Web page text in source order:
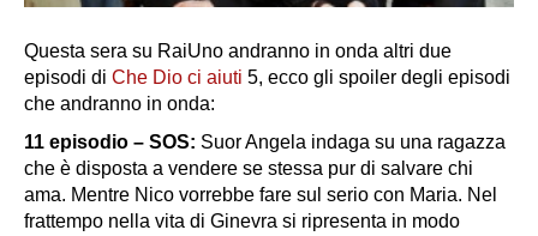
Questa sera su RaiUno andranno in onda altri due
episodi di Che Dio ci aiuti 5, ecco gli spoiler degli episodi
che andranno in onda:
11 episodio – SOS: Suor Angela indaga su una ragazza
che è disposta a vendere se stessa pur di salvare chi
ama. Mentre Nico vorrebbe fare sul serio con Maria. Nel
frattempo nella vita di Ginevra si ripresenta in modo